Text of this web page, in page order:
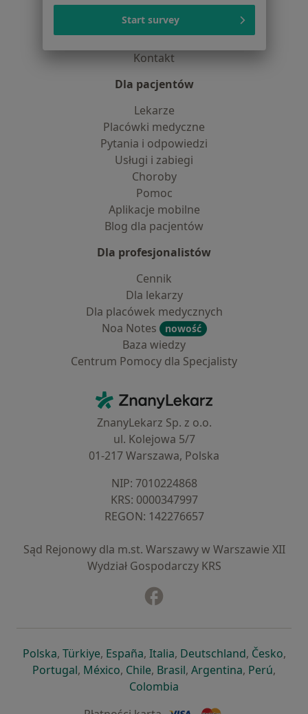
Praca Rekrutujemy!
Partnerzy
Kontakt
Dla pacjentów
Lekarze
Placówki medyczne
Pytania i odpowiedzi
Usługi i zabiegi
Choroby
Pomoc
Aplikacje mobilne
Blog dla pacjentów
Dla profesjonalistów
Cennik
Dla lekarzy
Dla placówek medycznych
Noa Notes
nowość
Baza wiedzy
Centrum Pomocy dla Specjalisty
ZnanyLekarz - Strona główna
ZnanyLekarz Sp. z o.o.
ul. Kolejowa 5/7
01-217 Warszawa, Polska
NIP: ⁠7010224868
KRS: ⁠0000347997
REGON: ⁠142276657
Sąd Rejonowy dla m.st. Warszawy w Warszawie XII
Wydział Gospodarczy KRS
Polskaotwiera się w nowej karcie
, Türkiyeotwiera się w nowej karcie
, Españaotwiera się w nowej karcie
, Italiaotwiera się w nowej
, Deutschlandotwiera się
, Česko,
Portugalotwiera się w nowej karcie
, Méxicootwiera się w nowej karcie
, Chileotwiera się w nowej karcie
, Brasilotwiera się w nowej
, Argentinaotwiera się
, Perú,
Colombia
Start survey